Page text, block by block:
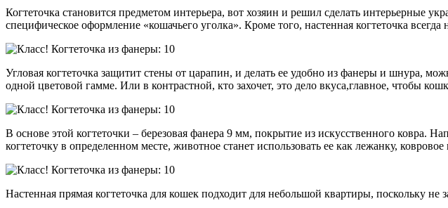
Когтеточка становится предметом интерьера, вот хозяин и решил сделать интерьерные
специфическое оформление «кошачьего уголка». Кроме того, настенная когтеточка
Угловая когтеточка защитит стены от царапин, и делать ее удобно из фанеры и шнура,
одной цветовой гамме. Или в контрастной, кто захочет, это дело вкуса,главное, чтобы
В основе этой когтеточки – березовая фанера 9 мм, покрытие из искусственного ковра.
когтеточку в определенном месте, животное станет использовать ее как лежанку,
Настенная прямая когтеточка для кошек подходит для небольшой квартиры, поскольку